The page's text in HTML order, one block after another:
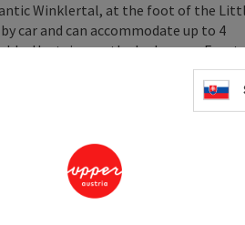
Winklertal, at the foot of the
car and can accommodate up to 4
Upstairs are the bedrooms. Front